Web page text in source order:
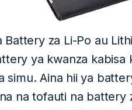
Battery za Li-Po au
ya kwanza
simu. Aina hii ya
na tofauti na battery